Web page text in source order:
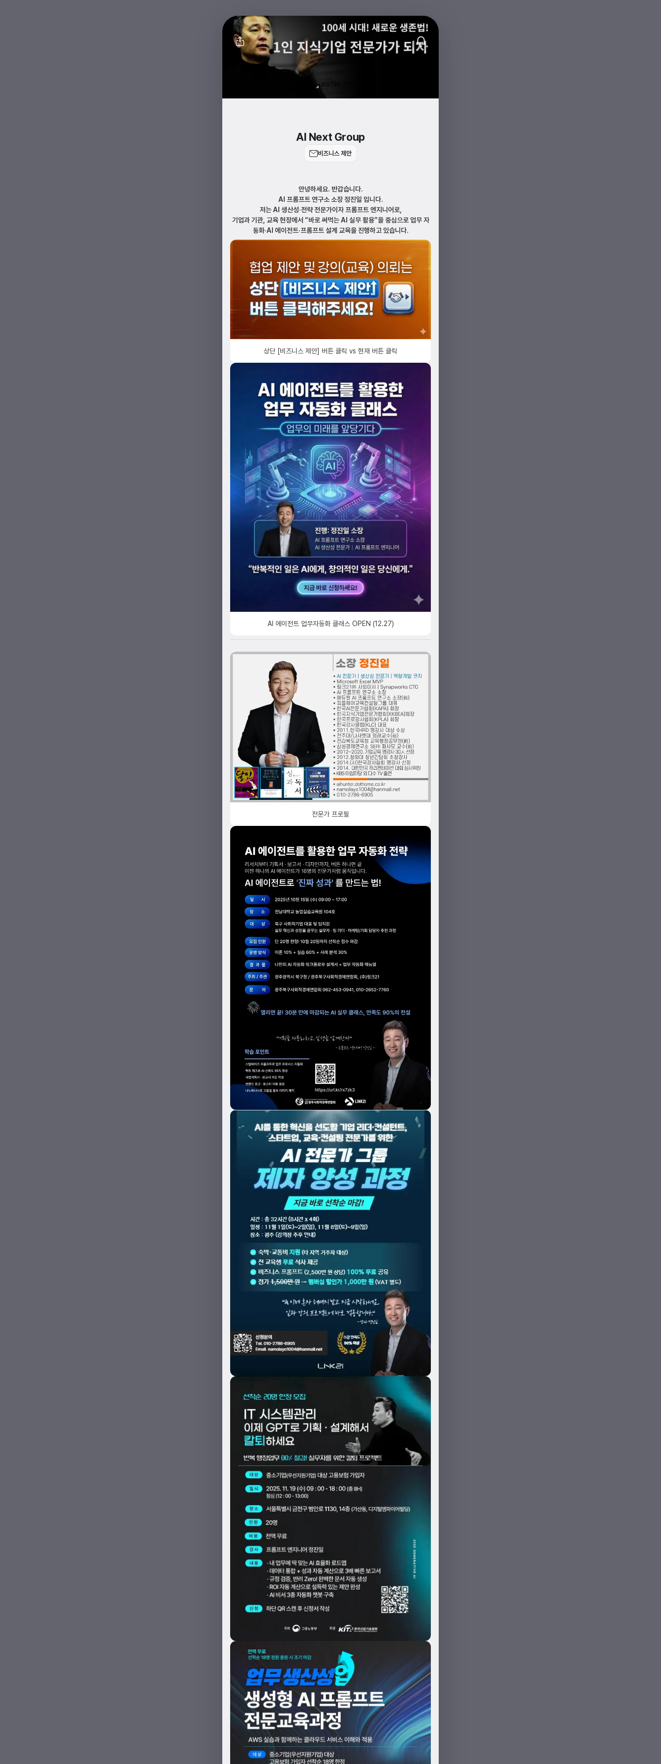
AI Next Group
비즈니스 제안
안녕하세요. 반갑습니다.
AI 프롬프트 연구소 소장 정진일 입니다.
저는 AI 생산성·전략 전문가이자 프롬프트 엔지니어로,
기업과 기관, 교육 현장에서 “바로 써먹는 AI 실무 활용”을 중심으로 업무 자
동화·AI 에이전트·프롬프트 설계 교육을 진행하고 있습니다.
상단 [비즈니스 제안] 버튼 클릭 vs 현재 버튼 클릭
AI 에이전트 업무자동화 클래스 OPEN (12.27)
전문가 프로필